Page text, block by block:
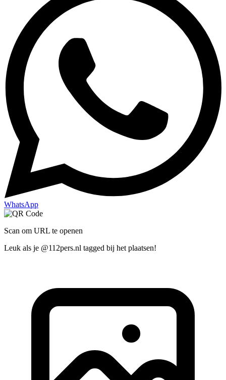
WhatsApp
Scan om URL te openen
Leuk als je @112pers.nl tagged bij het plaatsen!